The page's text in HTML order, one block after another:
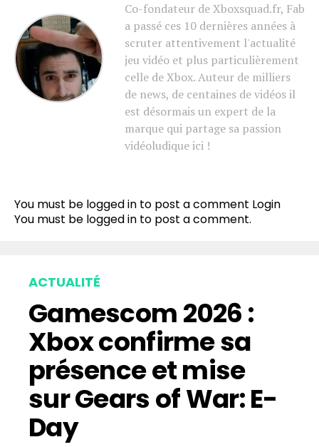
Co-fondateur de Xboxsquad.fr, Fab
a passé ces 10 dernières années à
scruter attentivement l'actualité
jeu vidéo et plus particulièrement
celle de Xbox. Auteur de milliers
de news, de centaines de vidéos il
est désormais un expert de la
marque qui partage sa passion
vidéoludique ici !
You must be logged in to post a comment Login
You must be logged in to post a comment.
ACTUALITÉ
Gamescom 2026 :
Xbox confirme sa
présence et mise
sur Gears of War: E-
Day